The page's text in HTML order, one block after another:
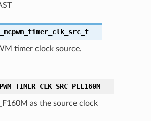
timer clock source.
as the source clock